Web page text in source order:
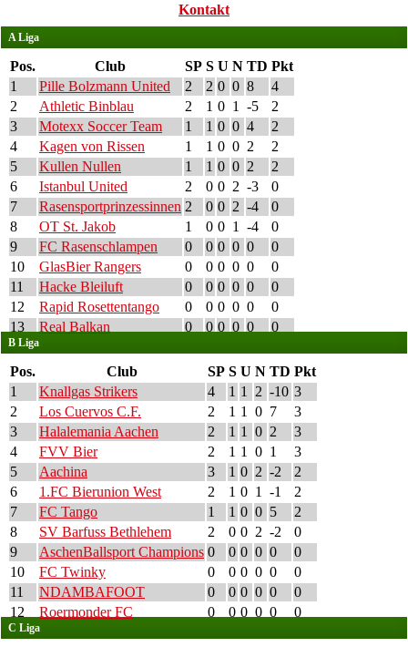
Kontakt
A Liga
Pos. Club SP S U N TD Pkt
1
Pille Bolzmann United 2 2 0 0 8
4
2
Athletic Binblau 2 1 0 1 -5
2
3
Motexx Soccer Team 1 1 0 0 4
2
4
Kagen von Rissen 1 1 0 0 2
2
5
Kullen Nullen 1 1 0 0 2
2
6
Istanbul United 2 0 0 2 -3
0
7
Rasensportprinzessinnen 2 0 0 2 -4
0
8
OT St. Jakob 1 0 0 1 -4
0
9
FC Rasenschlampen 0 0 0 0 0
0
10
GlasBier Rangers 0 0 0 0 0
0
11
Hacke Bleiluft 0 0 0 0 0
0
12
Rapid Rosettentango 0 0 0 0 0
0
13
Real Balkan 0 0 0 0 0 0
B Liga
Pos. Club SP S U N TD Pkt
1
Knallgas Strikers 4 1 1 2 -10 3
2
Los Cuervos C.F. 2 1 1 0 7
3
3
Halalemania Aachen 2 1 1 0 2
3
4
FVV Bier 2 1 1 0 1
3
5
Aachina 3 1 0 2 -2
2
6
1.FC Bierunion West 2 1 0 1 -1
2
7
FC Tango 1 1 0 0 5
2
8
SV Barfuss Bethlehem 2 0 0 2 -2
0
9
AschenBallsport Champions 0 0 0 0 0
0
10
FC Twinky 0 0 0 0 0
0
11
NDAMBAFOOT 0 0 0 0 0
0
12
Roermonder FC 0 0 0 0 0 0
C Liga